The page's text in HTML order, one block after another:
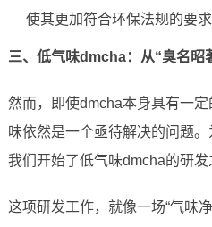
使其更加符合环保法规的要求
三、低气味dmcha：从“臭名昭
然而，即使dmcha本身具有一
味依然是一个亟待解决的问题。
我们开始了低气味dmcha的研发
这项研发工作，就像一场“气味